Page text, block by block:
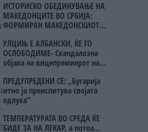
ИСТОРИСКО ОБЕДИНУВАЊЕ НА
МАКЕДОНЦИТЕ ВО СРБИЈА:
ФОРМИРАН МАКЕДОНСКИОТ
УЛЦИЊ Е АЛБАНСКИ, ЌЕ ГО
ОСЛОБОДИМЕ- Скандалозна
објава на вицепремиерот на
ПРЕДУПРЕДЕНИ СЕ: „Бугарија
итно ја преиспитува својата
одлука“
ТЕМПЕРАТУРАТА ВО СРЕДА ЌЕ
БИДЕ ЗА НА ЛЕКАР, а потоа...